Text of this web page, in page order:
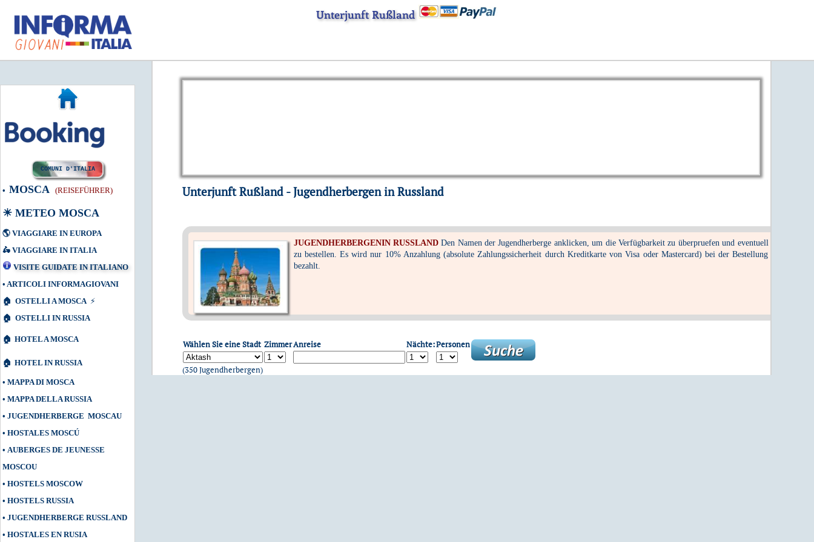
Unterjunft Rußland
COMUNI D'ITALIA
• MOSCA (REISEFÜHRER)
☀ METEO MOSCA
🌎 VIAGGIARE IN EUROPA
🛵 VIAGGIARE IN ITALIA
VISITE GUIDATE IN ITALIANO
• ARTICOLI INFORMAGIOVANI
🏠 OSTELLI A MOSCA ⚡
🏠 OSTELLI IN RUSSIA
🏠 HOTEL A MOSCA
🏠 HOTEL IN RUSSIA
• MAPPA DI MOSCA
• MAPPA DELLA RUSSIA
• JUGENDHERBERGE MOSCAU
• HOSTALES MOSCÚ
• AUBERGES DE JEUNESSE
MOSCOU
• HOSTELS MOSCOW
• HOSTELS RUSSIA
• JUGENDHERBERGE RUSSLAND
• HOSTALES EN RUSIA
Unterjunft Rußland - Jugendherbergen in Russland
JUGENDHERBERGENIN RUSSLAND Den Namen der Jugendherberge anklicken, um die Verfügbarkeit zu überpruefen und eventuell
zu bestellen. Es wird nur 10% Anzahlung (absolute Zahlungssicherheit durch Kreditkarte von Visa oder Mastercard) bei der Bestellung
bezahlt.
Wählen Sie eine Stadt ZimmerAnreise Nächte:Personen
(350 Jugendherbergen)